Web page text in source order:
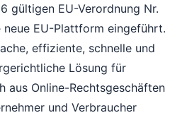
gültigen EU-Verordnung Nr.
EU-Plattform eingeführt.
effiziente, schnelle und
Lösung für
aus Online-Rechtsgeschäften
und Verbraucher